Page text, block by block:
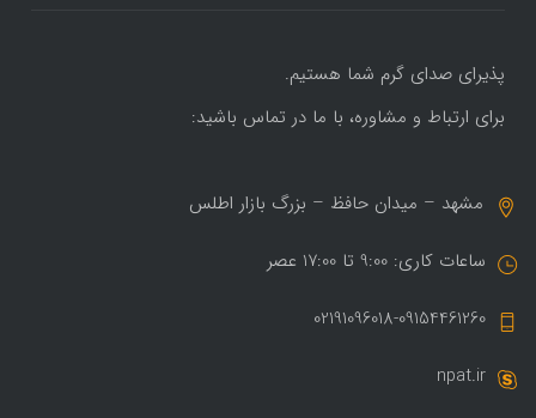
پذیرای صدای گرم شما هستیم.
برای ارتباط و مشاوره، با ما در تماس باشید:
مشهد – میدان حافظ – بزرگ بازار اطلس
ساعات کاری: 9:00 تا 17:00 عصر
02191096018-09154461260
npat.ir